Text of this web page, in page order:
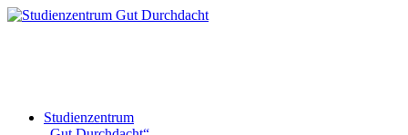
Studienzentrum